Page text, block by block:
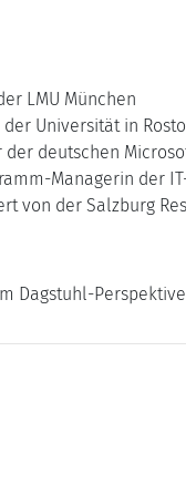
LMU München
Universität in
der deutschen
Managerin der
von der Salzburg
Dagstuhl-